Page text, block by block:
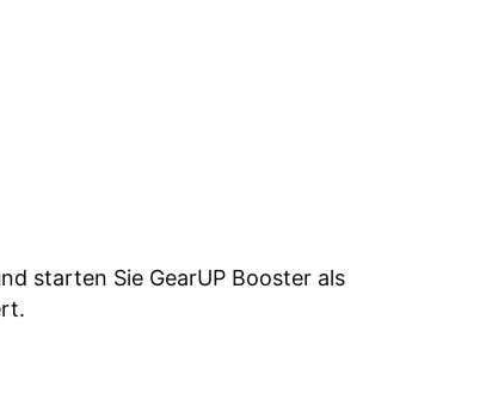
starten Sie GearUP Booster als